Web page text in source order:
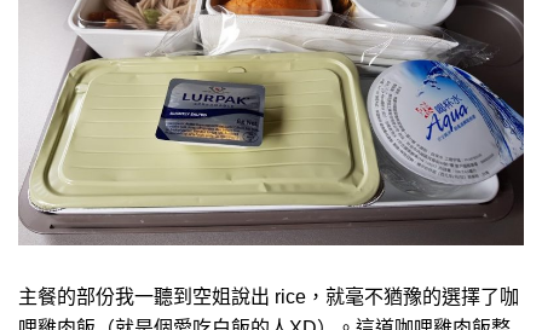
主餐的部份我一聽到空姐說出 rice，就毫不猶豫的選擇了咖